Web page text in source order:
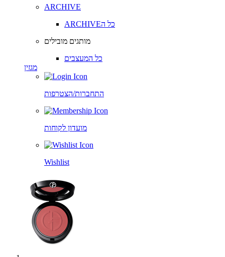
ARCHIVE
ARCHIVEכל ה
מותגים מובילים
כל המעצבים
מגזין
התחברות/הצטרפות
מועדון לקוחות
Wishlist